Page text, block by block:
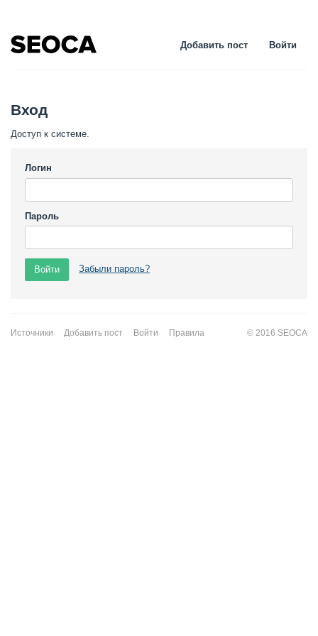
Добавить пост Войти
Вход
Доступ к системе.
Логин
Пароль
Забыли пароль?
Источники Добавить пост Войти Правила © 2016 SEOCA